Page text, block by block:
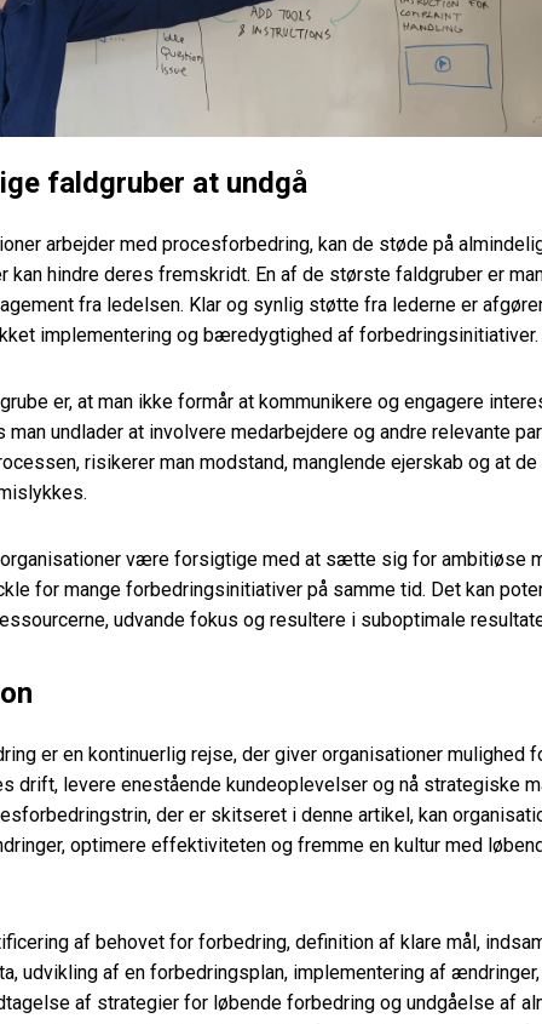
faldgruber at undgå
arbejder med procesforbedring, kan de støde på
kan hindre deres fremskridt. En af de største faldgruber er
fra ledelsen. Klar og synlig støtte fra lederne er
implementering og bæredygtighed af forbedringsinitiativer.
er, at man ikke formår at kommunikere og engagere
undlader at involvere medarbejdere og andre relevante
risikerer man modstand, manglende ejerskab og at
være forsigtige med at sætte sig for ambitiøse
for mange forbedringsinitiativer på samme tid. Det kan
udvande fokus og resultere i suboptimale
er en kontinuerlig rejse, der giver organisationer mulighed
drift, levere enestående kundeoplevelser og nå strategiske
der er skitseret i denne artikel, kan
optimere effektiviteten og fremme en kultur med
af behovet for forbedring, definition af klare mål,
udvikling af en forbedringsplan, implementering af
af strategier for løbende forbedring og undgåelse af